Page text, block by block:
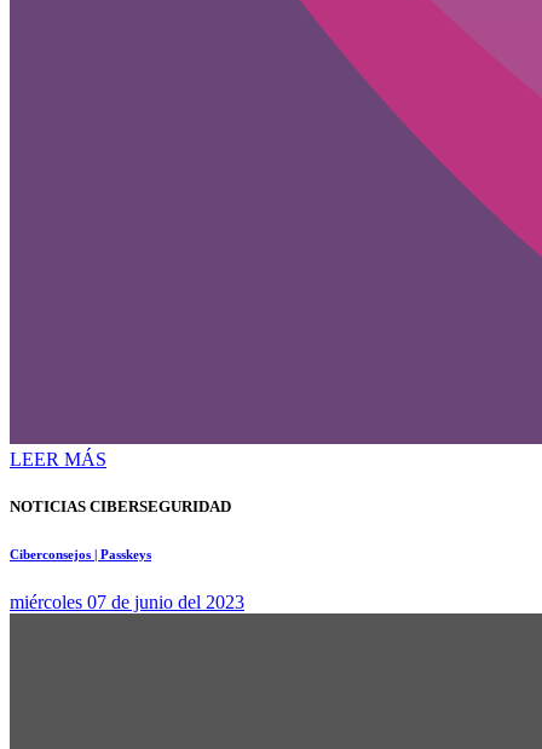
LEER MÁS
NOTICIAS CIBERSEGURIDAD
Ciberconsejos | Passkeys
miércoles 07 de junio del 2023